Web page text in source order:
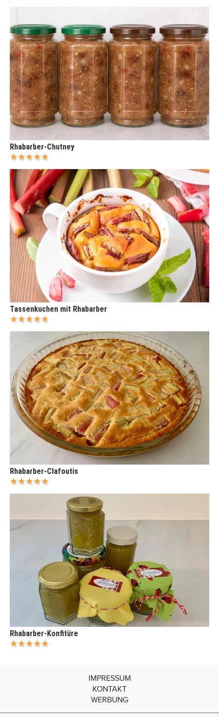
Rhabarber-Chutney
Tassenkuchen mit Rhabarber
Rhabarber-Clafoutis
Rhabarber-Konfitüre
IMPRESSUM
KONTAKT
WERBUNG